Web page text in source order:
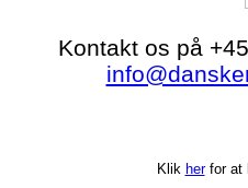
Kontakt os på
Klik herfor at